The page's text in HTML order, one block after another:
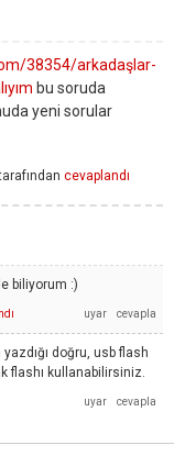
38354/arkadaşlar-
bu soruda
yeni sorular
cevaplandı
biliyorum :)
doğru, usb flash
flashı kullanabilirsiniz.